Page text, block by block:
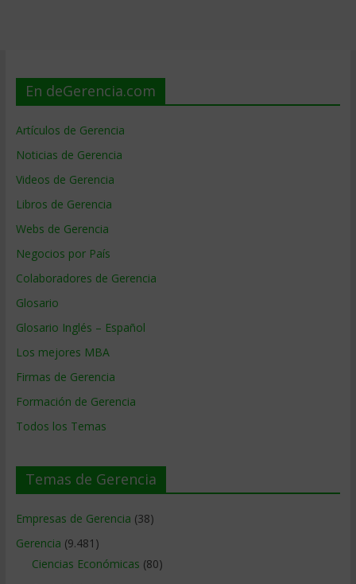
En deGerencia.com
Artículos de Gerencia
Noticias de Gerencia
Videos de Gerencia
Libros de Gerencia
Webs de Gerencia
Negocios por País
Colaboradores de Gerencia
Glosario
Glosario Inglés – Español
Los mejores MBA
Firmas de Gerencia
Formación de Gerencia
Todos los Temas
Temas de Gerencia
Empresas de Gerencia (38)
Gerencia (9.481)
Ciencias Económicas (80)